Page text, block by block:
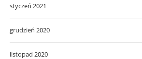
styczeń 2021
grudzień 2020
listopad 2020